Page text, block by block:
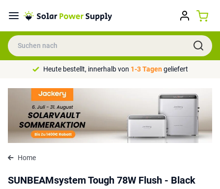
Heute bestellt, innerhalb von 1-3 Tagengeliefert
Home
SUNBEAMsystem Tough 78W Flush - Black